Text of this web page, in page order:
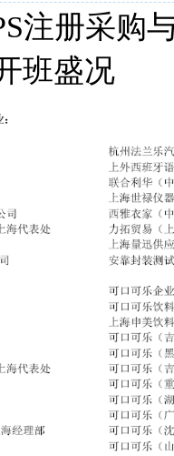
注册采购
班盛况